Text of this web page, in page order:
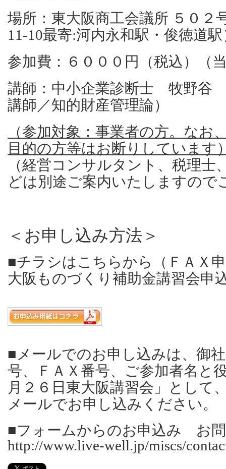
場所：東大阪商工会議所 ５０２
11-10最寄:河内永和駅・俊徳道駅
参加費：６０００円（税込）（
講師：中小企業診断士 牧野谷
講師／知的財産管理論）
（参加対象：事業者の方。なお
目的の方等はお断りしています
（経営コンサルタント、税理士
どは別途ご案内いたしますので
＜お申し込み方法＞
■チラシはこちらから（ＦＡ
大阪ものづくり補助金講習会申
■メールでのお申し込みは、御
号、ＦＡＸ番号、ご参加者名と
月２６日東大阪講習会」とし
メールでお申し込みください。
■フォームからのお申込み お
http://www.live-well.jp/miscs/